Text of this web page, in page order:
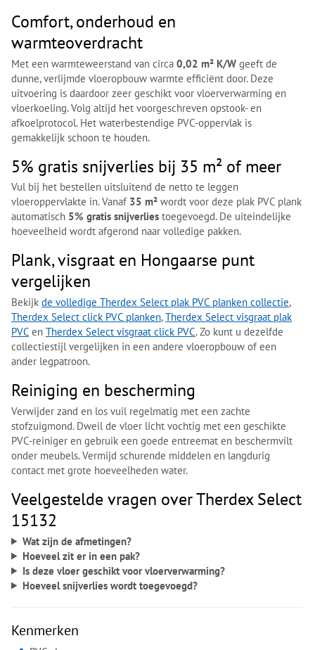
Comfort, onderhoud en
warmteoverdracht
Met een warmteweerstand van circa 0,02 m² K/W geeft de
dunne, verlijmde vloeropbouw warmte efficiënt door. Deze
uitvoering is daardoor zeer geschikt voor vloerverwarming en
vloerkoeling. Volg altijd het voorgeschreven opstook- en
afkoelprotocol. Het waterbestendige PVC-oppervlak is
gemakkelijk schoon te houden.
5% gratis snijverlies bij 35 m² of meer
Vul bij het bestellen uitsluitend de netto te leggen
vloeroppervlakte in. Vanaf 35 m² wordt voor deze plak PVC plank
automatisch 5% gratis snijverlies toegevoegd. De uiteindelijke
hoeveelheid wordt afgerond naar volledige pakken.
Plank, visgraat en Hongaarse punt
vergelijken
Bekijk de volledige Therdex Select plak PVC planken collectie,
Therdex Select click PVC planken,Therdex Select visgraat plak
PVC en Therdex Select visgraat click PVC. Zo kunt u dezelfde
collectiestijl vergelijken in een andere vloeropbouw of een
ander legpatroon.
Reiniging en bescherming
Verwijder zand en los vuil regelmatig met een zachte
stofzuigmond. Dweil de vloer licht vochtig met een geschikte
PVC-reiniger en gebruik een goede entreemat en beschermvilt
onder meubels. Vermijd schurende middelen en langdurig
contact met grote hoeveelheden water.
Veelgestelde vragen over Therdex Select
15132
Wat zijn de afmetingen?
Hoeveel zit er in een pak?
Is deze vloer geschikt voor vloerverwarming?
Hoeveel snijverlies wordt toegevoegd?
Kenmerken